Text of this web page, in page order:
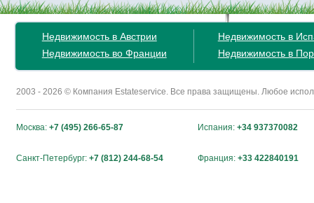
Недвижимость в Австрии
Недвижимость во Франции
Недвижимость в
Недвижимость в
2003 - 2026 © Компания Estateservice. Все права защищены. Любое
Москва: +7 (495) 266-65-87 Испания: +34 937370082
Санкт-Петербург: +7 (812) 244-68-54 Франция: +33 422840191